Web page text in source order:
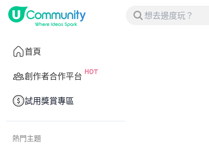
首頁
創作者合作平台
試用獎賞專區
熱門主題